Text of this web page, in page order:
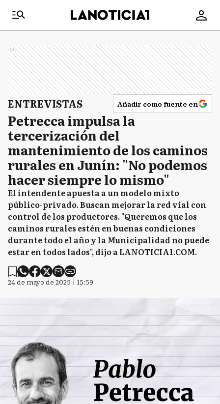
Ads
ENTREVISTAS Añadir como fuente en
Petrecca impulsa la
tercerización del
mantenimiento de los caminos
rurales en Junín: "No podemos
hacer siempre lo mismo"
El intendente apuesta a un modelo mixto
público-privado. Buscan mejorar la red vial con
control de los productores. "Queremos que los
caminos rurales estén en buenas condiciones
durante todo el año y la Municipalidad no puede
estar en todos lados", dijo a LANOTICIA1.COM.
24 de mayo de 2025 | 15:59